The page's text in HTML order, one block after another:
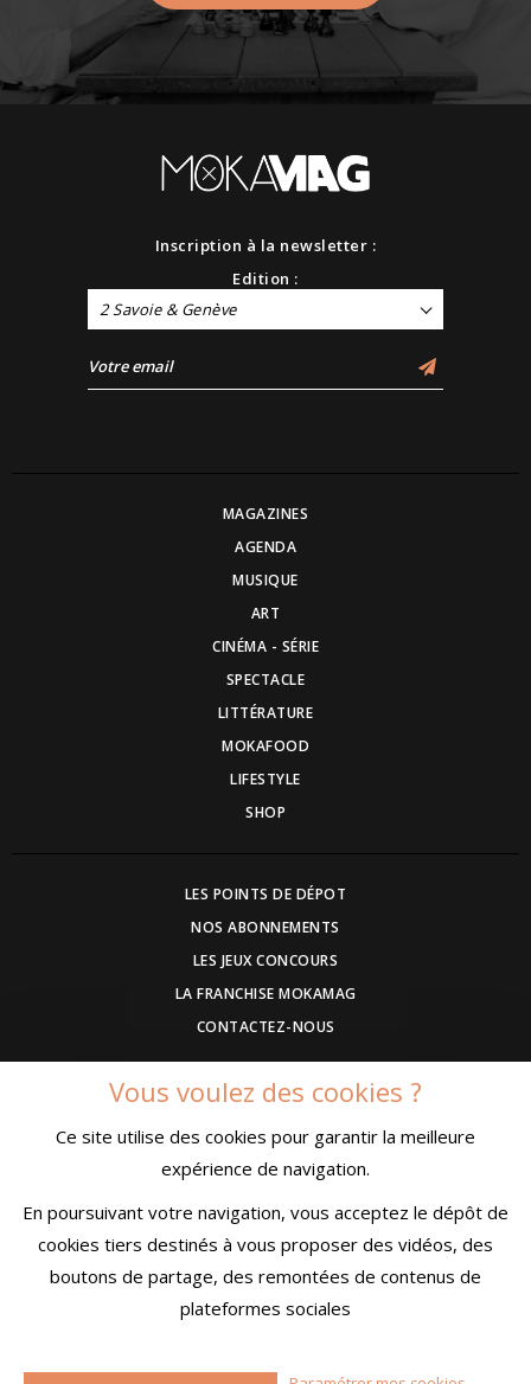
Inscription à la newsletter :
Edition :
2 Savoie & Genève
MAGAZINES
AGENDA
MUSIQUE
ART
CINÉMA - SÉRIE
SPECTACLE
LITTÉRATURE
MOKAFOOD
LIFESTYLE
SHOP
LES POINTS DE DÉPOT
NOS ABONNEMENTS
LES JEUX CONCOURS
LA FRANCHISE MOKAMAG
CONTACTEZ-NOUS
DEVENEZ ANNONCEUR
COMMUNIQUEZ UN EVENEMENT
CONDITIONS GÉNÉRALES DE VENTE
MENTIONS LÉGALES
CONFIDENTIALITÉ
Vous voulez des cookies ?
Ce site utilise des cookies pour garantir la meilleure
expérience de navigation.
En poursuivant votre navigation, vous acceptez le dépôt de
cookies tiers destinés à vous proposer des vidéos, des
boutons de partage, des remontées de contenus de
plateformes sociales